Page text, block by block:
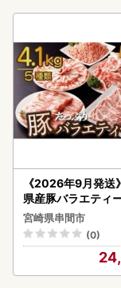
《2026年9月発送
県産豚バラエティ
セット_K033-
宮崎県串間市
(0)